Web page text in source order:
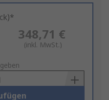
348,71 €
(inkl. MwSt.)